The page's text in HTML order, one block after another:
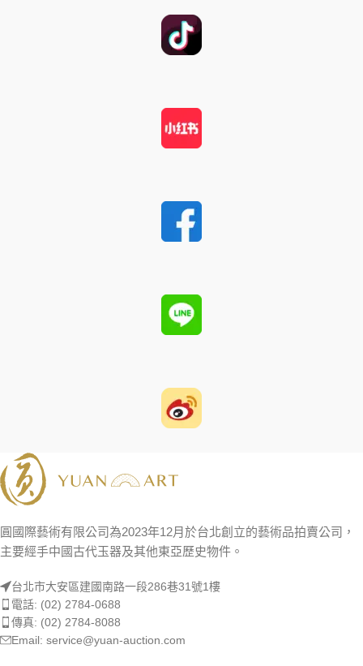
圓國際藝術有限公司為2023年12月於台北創立的藝術品拍賣公司，
主要經手中國古代玉器及其他東亞歷史物件。
台北市大安區建國南路一段286巷31號1樓
電話: (02) 2784-0688
傳真: (02) 2784-8088
Email: service@yuan-auction.com